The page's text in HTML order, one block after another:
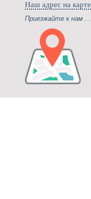
Наш адрес на карте
Приезжайте к нам .